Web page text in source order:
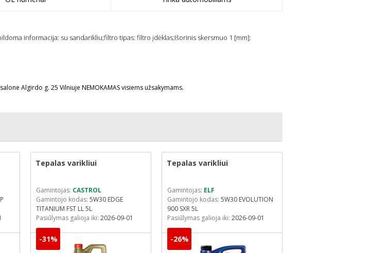
informacija: su sandarikliu;filtro tipas: filtro įdėklas;Išorinis skersmuo 1 [mm]:
Algirdo g. 25 Vilniuje NEMOKAMAS visiems užsakymams.
Tepalas varikliui
Gamintojas: CASTROL
Gamintojo kodas: 5W30 EDGE
TITANIUM FST LL 5L
Pasiūlymas galioja iki: 2026-09-01
-31%
Tepalas varikliui
Gamintojas: ELF
Gamintojo kodas: 5W30 EVOLUTION
900 SXR 5L
Pasiūlymas galioja iki: 2026-09-01
-26%